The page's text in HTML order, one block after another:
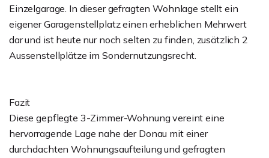
Einzelgarage. In dieser gefragten Wohnlage stellt ein
eigener Garagenstellplatz einen erheblichen Mehrwert
dar und ist heute nur noch selten zu finden, zusätzlich 2
Aussenstellplätze im Sondernutzungsrecht.
Fazit
Diese gepflegte 3-Zimmer-Wohnung vereint eine
hervorragende Lage nahe der Donau mit einer
durchdachten Wohnungsaufteilung und gefragten